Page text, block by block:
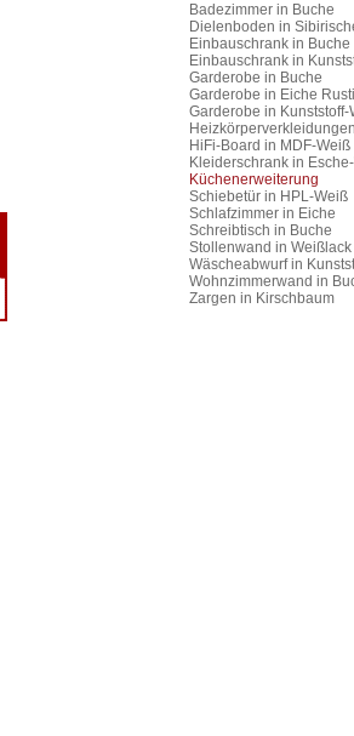
Badezimmer in Buche
Dielenboden in
Einbauschrank in Buche
Einbauschrank in
Garderobe in Buche
Garderobe in Eiche
Garderobe in Kunststoff-
Heizkörperverkleidungen
HiFi-Board in MDF-Weiß
Kleiderschrank in
Küchenerweiterung
Schiebetür in HPL-Weiß
Schlafzimmer in Eiche
Schreibtisch in Buche
Stollenwand in Weißlack
Wäscheabwurf in
Wohnzimmerwand in
Zargen in Kirschbaum